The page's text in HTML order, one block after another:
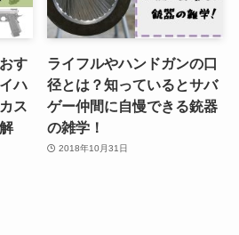
す
ハ
ス
ライフルやハンドガンの口
径とは？知っているとサバ
ゲー仲間に自慢できる銃器
の雑学！
2018年10月31日